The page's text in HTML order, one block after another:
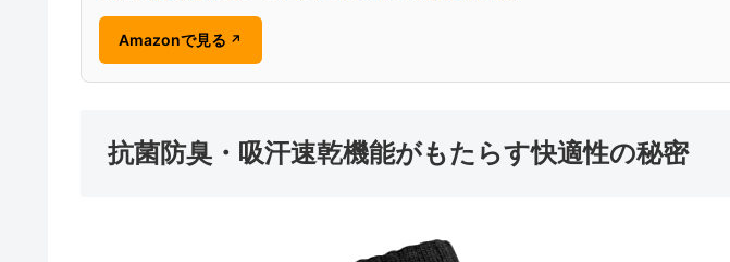
Amazonで見る ↗
抗菌防臭・吸汗速乾機能がもたらす快適性の秘密